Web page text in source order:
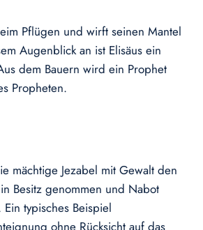
Pflügen und wirft seinen Mantel
Augenblick an ist Elisäus ein
dem Bauern wird ein Prophet
Propheten.
mächtige Jezabel mit Gewalt den
Besitz genommen und Nabot
typisches Beispiel
ohne Rücksicht auf das